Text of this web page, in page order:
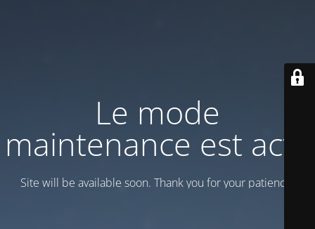
Le mode
maintenance est actif
Site will be available soon. Thank you for your patience!